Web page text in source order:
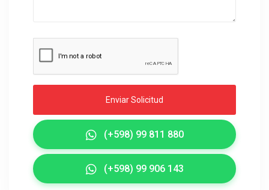
Enviar Solicitud
(+598) 99 811 880
(+598) 99 906 143